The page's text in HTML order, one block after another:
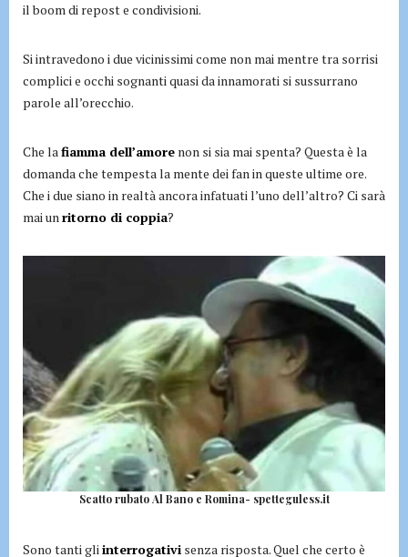
il boom di repost e condivisioni.
Si intravedono i due vicinissimi come non mai mentre tra sorrisi
complici e occhi sognanti quasi da innamorati si sussurrano
parole all’orecchio.
Che lafiamma dell’amore non si sia mai spenta? Questa è la
domanda che tempesta la mente dei fan in queste ultime ore.
Che i due siano in realtà ancora infatuati l’uno dell’altro? Ci sarà
mai unritorno di coppia?
Scatto rubato Al Bano e Romina- spetteguless.it
Sono tanti gli interrogativi senza risposta. Quel che certo è